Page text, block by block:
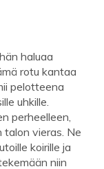
haluaa
rotu kantaa
pelotteena
uhkille.
perheelleen,
vieras. Ne
koirille ja
niin